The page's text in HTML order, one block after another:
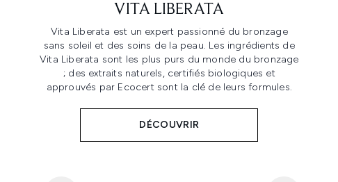
VITA LIBERATA
Vita Liberata est un expert passionné du bronzage
sans soleil et des soins de la peau. Les ingrédients de
Vita Liberata sont les plus purs du monde du bronzage
; des extraits naturels, certifiés biologiques et
approuvés par Ecocert sont la clé de leurs formules.
DÉCOUVRIR